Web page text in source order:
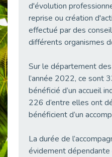
Publié le 12/05/2026
Publié le 12/05/2026
Publié le 04/05/2026
Publié le 01/05/2026
Publié le 30/04/2026
d'évolution
reprise ou création
effectué par des
différents organismes
Sur le département
l’année 2022, ce sont
bénéficié d’un accueil
226 d’entre elles ont
bénéficient d’un
La durée de
évidement